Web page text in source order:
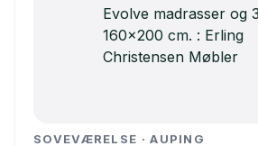
SOVEVÆRELSE · AUPING